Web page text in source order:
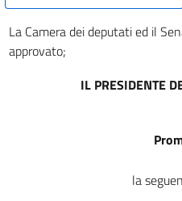
La Camera dei deputati ed il
approvato;
IL PRESIDENTE
la